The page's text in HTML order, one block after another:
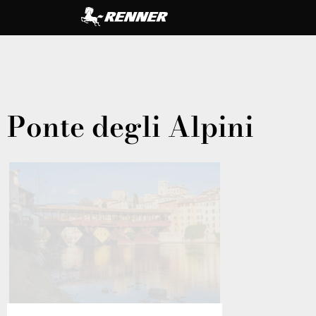
Ponte degli Alpini